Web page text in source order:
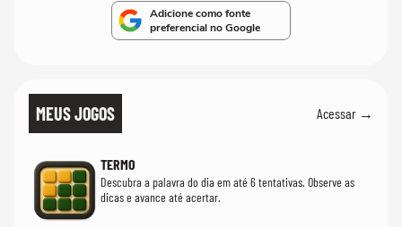
Adicione como fonte
preferencial no Google
MEUS JOGOS Acessar →
TERMO
Descubra a palavra do dia em até 6 tentativas. Observe as
dicas e avance até acertar.